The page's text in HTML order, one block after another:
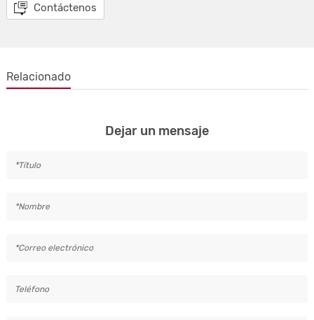
Contáctenos
Relacionado
Dejar un mensaje